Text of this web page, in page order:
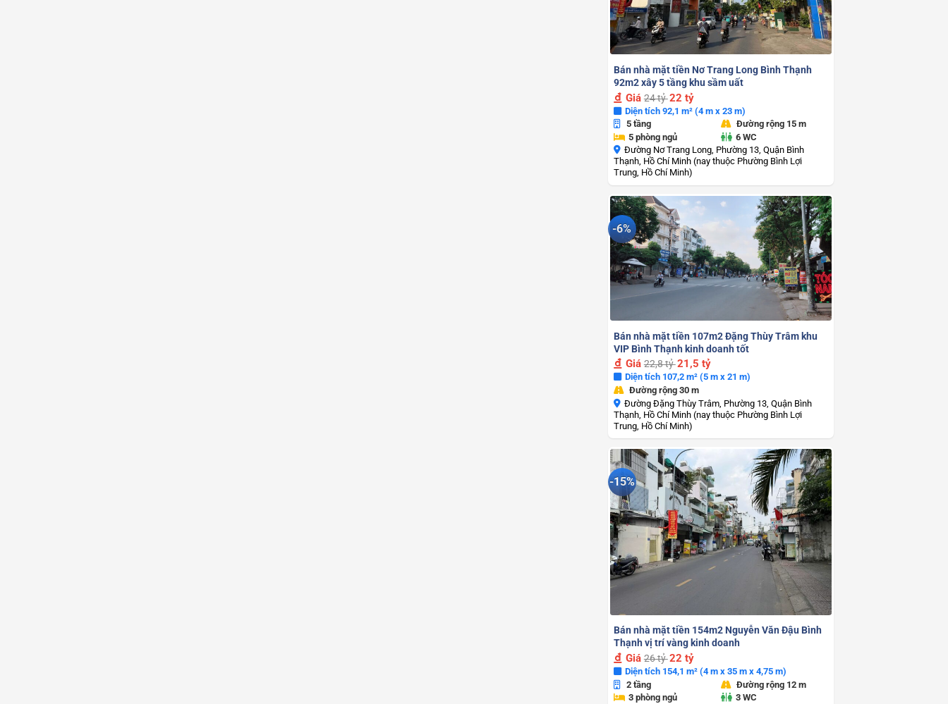
Bán nhà mặt tiền Nơ Trang Long Bình Thạnh
92m2 xây 5 tầng khu sầm uất
Giá24 tỷ22 tỷ
Diện tích 92,1 m² (4 m x 23 m)
5 tầng
Đường rộng 15 m
5 phòng ngủ
6 WC
Đường Nơ Trang Long, Phường 13, Quận Bình
Thạnh, Hồ Chí Minh (nay thuộc Phường Bình Lợi
Trung, Hồ Chí Minh)
-6%
Bán nhà mặt tiền 107m2 Đặng Thùy Trâm khu
VIP Bình Thạnh kinh doanh tốt
Giá22,8 tỷ21,5 tỷ
Diện tích 107,2 m² (5 m x 21 m)
Đường rộng 30 m
Đường Đặng Thùy Trâm, Phường 13, Quận Bình
Thạnh, Hồ Chí Minh (nay thuộc Phường Bình Lợi
Trung, Hồ Chí Minh)
-15%
Bán nhà mặt tiền 154m2 Nguyễn Văn Đậu Bình
Thạnh vị trí vàng kinh doanh
Giá26 tỷ22 tỷ
Diện tích 154,1 m² (4 m x 35 m x 4,75 m)
2 tầng
Đường rộng 12 m
3 phòng ngủ
3 WC